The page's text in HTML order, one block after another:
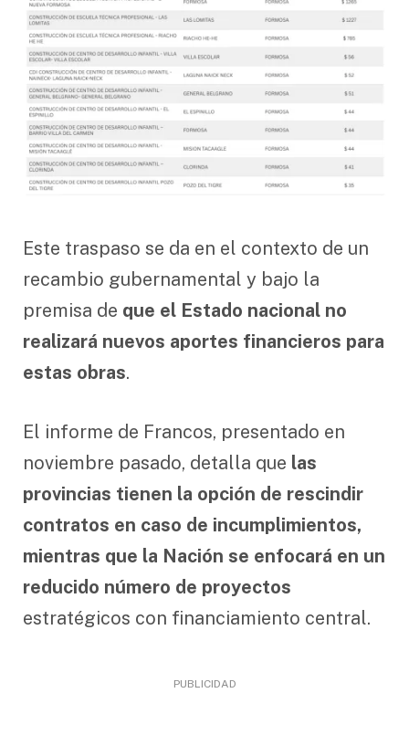
Este traspaso se da en el contexto de un
recambio gubernamental y bajo la
premisa de que el Estado nacional no
realizará nuevos aportes financieros para
estas obras.
El informe de Francos, presentado en
noviembre pasado, detalla que las
provincias tienen la opción de rescindir
contratos en caso de incumplimientos,
mientras que la Nación se enfocará en un
reducido número de proyectos
estratégicos con financiamiento central.
PUBLICIDAD